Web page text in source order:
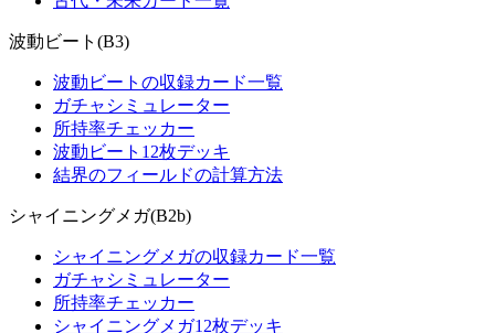
波動ビート(B3)
波動ビートの収録カード一覧
ガチャシミュレーター
所持率チェッカー
波動ビート12枚デッキ
結界のフィールドの計算方法
シャイニングメガ(B2b)
シャイニングメガの収録カード一覧
ガチャシミュレーター
所持率チェッカー
シャイニングメガ12枚デッキ